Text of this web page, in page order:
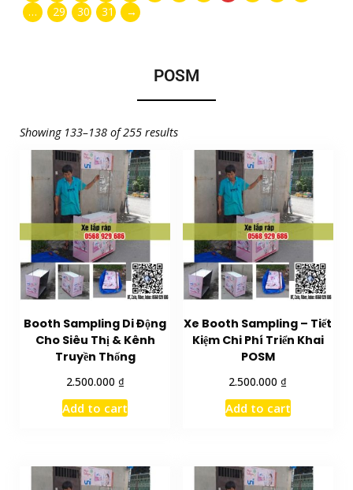
…
29 30 31 →
POSM
Showing 133–138 of 255 results
Booth Sampling Di Động
Cho Siêu Thị & Kênh
Truyền Thống
2.500.000 ₫
Add to cart
Xe Booth Sampling – Tiết
Kiệm Chi Phí Triển Khai
POSM
2.500.000 ₫
Add to cart